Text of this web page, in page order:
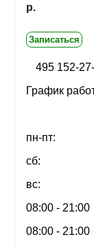
р.
Записаться
495 152-
График
пн-пт:
сб:
вс:
08:00 - 21:00
08:00 - 21:00